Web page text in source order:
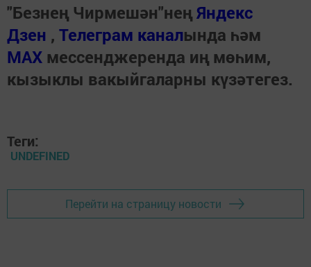
"Безнең Чирмешән"неңЯндекс
Дзен , Телеграм каналында һәм
МАХ мессенджеренда иң мөһим,
кызыклы вакыйгаларны күзәтегез.
Теги:
UNDEFINED
Перейти на страницу новости